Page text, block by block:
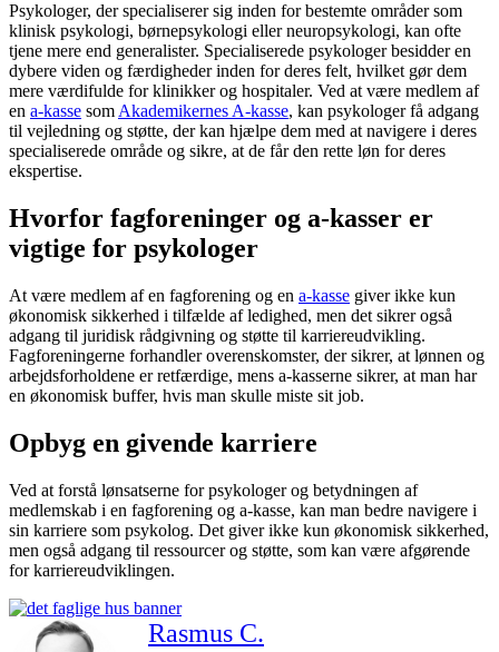
Psykologer, der specialiserer sig inden for bestemte områder som
klinisk psykologi, børnepsykologi eller neuropsykologi, kan ofte
tjene mere end generalister. Specialiserede psykologer besidder en
dybere viden og færdigheder inden for deres felt, hvilket gør dem
mere værdifulde for klinikker og hospitaler. Ved at være medlem af
en a-kasse somAkademikernes A-kasse, kan psykologer få adgang
til vejledning og støtte, der kan hjælpe dem med at navigere i deres
specialiserede område og sikre, at de får den rette løn for deres
ekspertise.
Hvorfor fagforeninger og a-kasser er
vigtige for psykologer
At være medlem af en fagforening og en a-kasse giver ikke kun
økonomisk sikkerhed i tilfælde af ledighed, men det sikrer også
adgang til juridisk rådgivning og støtte til karriereudvikling.
Fagforeningerne forhandler overenskomster, der sikrer, at lønnen og
arbejdsforholdene er retfærdige, mens a-kasserne sikrer, at man har
en økonomisk buffer, hvis man skulle miste sit job.
Opbyg en givende karriere
Ved at forstå lønsatserne for psykologer og betydningen af
medlemskab i en fagforening og a-kasse, kan man bedre navigere i
sin karriere som psykolog. Det giver ikke kun økonomisk sikkerhed,
men også adgang til ressourcer og støtte, som kan være afgørende
for karriereudviklingen.
Rasmus C.